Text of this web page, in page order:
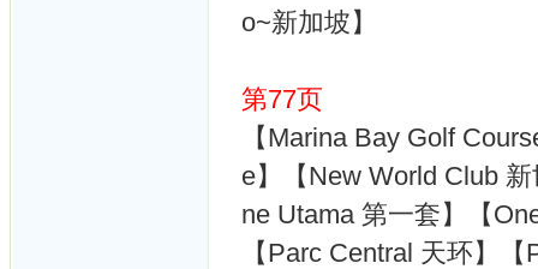
o~新加坡】
第77页
【Marina Bay Golf
e】【New World Club
ne Utama 第一套】【
【Parc Central 天环】